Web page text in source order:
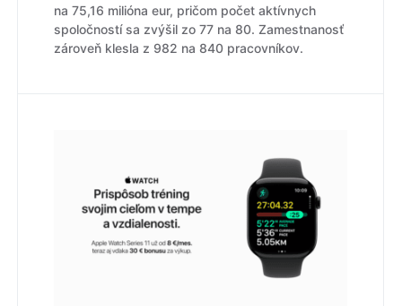
na 75,16 milióna eur, pričom počet aktívnych
spoločností sa zvýšil zo 77 na 80. Zamestnanosť
zároveň klesla z 982 na 840 pracovníkov.